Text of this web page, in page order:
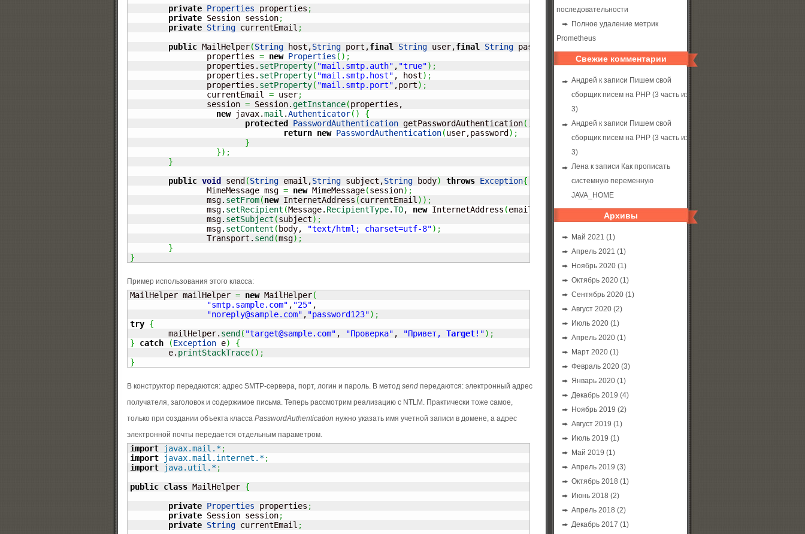
private Properties properties ;
private Session session;
private String currentEmail ;
public MailHelper(String host,String port,final String user,final String password
		properties
= new Properties ( ) ;
		properties.
setProperty( "mail.smtp.auth" , "true") ;
		properties.
setProperty( "mail.smtp.host" , host) ;
		properties.
setProperty( "mail.smtp.port" ,port) ;
		currentEmail
= user;
		session
= Session.getInstance(properties,
new javax.mail .Authenticator( )
{
protected
PasswordAuthentication getPasswordAuthentication( )
return new PasswordAuthentication(user,password ) ;
}
}) ;
}
public void send (String email,String subject,String body) throws Exception{
		MimeMessage msg
= new MimeMessage(session) ;
		msg.
setFrom(new InternetAddress (currentEmail ) ) ;
		msg.
setRecipient (Message. RecipientType.TO, new InternetAddress (email
		msg.
setSubject (subject) ;
		msg.
setContent ( body, "text/html; charset=utf-8") ;
		Transport.
send (msg) ;
}
}
Пример использования этого класса:
MailHelper mailHelper = new MailHelper(
"smtp.sample.com" , "25" ,
"noreply@sample.com" , "password123") ;
try {
	mailHelper.
send ( "target@sample.com" , "Проверка" , "Привет, Target!") ;
}
catch (Exception e)
{
	e.
printStackTrace( ) ;
}
В конструктор передаются: адрес SMTP-сервера, порт, логин и пароль. В метод sendпередаются: электронный адрес
получателя, заголовок и содержимое письма. Теперь рассмотрим реализацию с NTLM. Практически тоже самое,
только при создании объекта класса PasswordAuthentication нужно указать имя учетной записи в домене, а адрес
электронной почты передается отдельным параметром.
import javax.mail.*;
import
javax.mail.internet.*;
import
java.util.*;
public class MailHelper {
private Properties properties ;
private Session session;
private String currentEmail ;
последовательности
Полное удаление метрик
Prometheus
Свежие комментарии
Андрей к записи Пишем свой
сборщик писем на PHP (3 часть из
3)
Андрей к записи Пишем свой
сборщик писем на PHP (3 часть из
3)
Ленак записи Как прописать
системную переменную
JAVA_HOME
Архивы
Май 2021 (1)
Апрель 2021 (1)
Ноябрь 2020(1)
Октябрь 2020(1)
Сентябрь 2020(1)
Август 2020(2)
Июль 2020(1)
Апрель 2020(1)
Март 2020(1)
Февраль 2020(3)
Январь 2020(1)
Декабрь 2019 (4)
Ноябрь 2019 (2)
Август 2019 (1)
Июль 2019 (1)
Май 2019 (1)
Апрель 2019 (3)
Октябрь 2018 (1)
Июнь 2018 (2)
Апрель 2018 (2)
Декабрь 2017 (1)